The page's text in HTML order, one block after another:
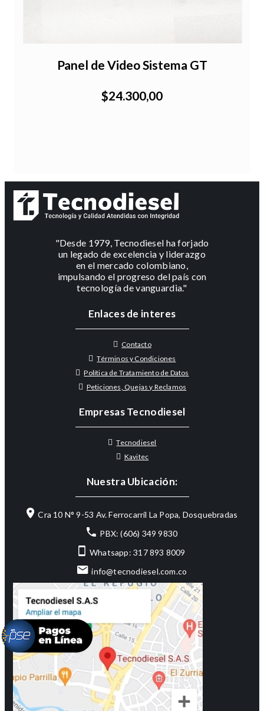
Panel de Video Sistema GT
$24.300,00
"Desde 1979, Tecnodiesel ha forjado
un legado de excelencia y liderazgo
en el mercado colombiano,
impulsando el progreso del país con
tecnología de vanguardia."
Enlaces de interes
Contacto
Términos y Condiciones
Política de Tratamiento de Datos
Peticiones, Quejas y Reclamos
Empresas Tecnodiesel
Tecnodiesel
Kavitec
Nuestra Ubicación:
Cra 10 N° 9-53 Av. Ferrocarril La Popa, Dosquebradas
PBX: (606) 349 9830
Whatsapp: 317 893 8009
info@tecnodiesel.com.co